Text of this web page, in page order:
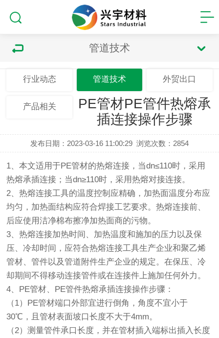
管道技术
行业动态 管道技术 外贸出口
产品相关
PE管材PE管件热熔承
插连接操作步骤
发布日期：2023-03-16 11:00:29 浏览次数： 2854
1、本文适用于PE管材的热熔连接，当dn≤110时，采用
热熔承插连接；当dn≥110时，采用热熔对接连接。
2、热熔连接工具的温度控制应精确，加热面温度分布应
均匀，加热面结构应符合焊接工艺要求。热熔连接前、
后应使用洁净棉布擦净加热面商的污物。
3、热熔连接加热时间、加热温度和施加的压力以及保
压、冷却时间，应符合热熔连接工具生产企业和聚乙烯
管材、管件以及管道附件生产企业的规定。在保压、冷
却期间不得移动连接管件或在连接件上施加任何外力。
4、PE管材、PE管件热熔承插连接操作步骤：
（1）PE管材端口外部宜进行倒角，角度不宜小于
30℃，且管材表面坡口长度不大于4mm。
（2）测量管件承口长度，并在管材插入端标出插入长度